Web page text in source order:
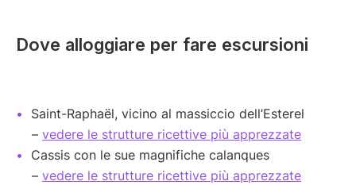
Dove alloggiare per fare escursioni
Saint-Raphaël, vicino al massiccio dell’Esterel
– vedere le strutture ricettive più apprezzate
Cassis con le sue magnifiche calanques
– vedere le strutture ricettive più apprezzate